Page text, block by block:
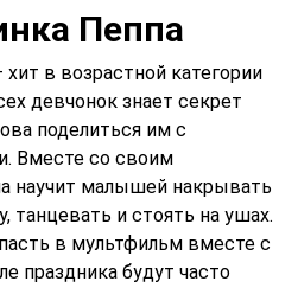
Пеппа
в возрастной категории
девчонок знает секрет
поделиться им с
Вместе со своим
малышей накрывать
танцевать и стоять на ушах.
в мультфильм вместе с
праздника будут часто